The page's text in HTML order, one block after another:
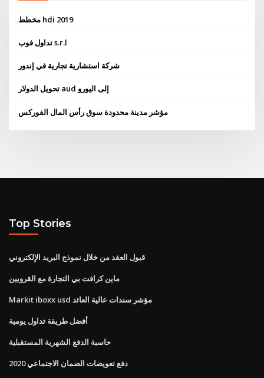
مخطط hdi 2019
تداول فوب s.r.l
شركة استشارية تجارية في إندور
تحويل الدولار aud إلى اليورو
مؤشر مدينة محدودة سوق رأس المال الفوركس
Top Stories
قبول العقد من خلال نموذج البريد الإلكتروني
ماين كرافت بي التجارة مع القرويين
Markit iboxx usd مؤشر سندات عالية العائد
أفضل طريقة تداول يومية
حاسبة الدفع الشهرية المستقبلية
دفع تعويضات الضمان الاجتماعي 2020